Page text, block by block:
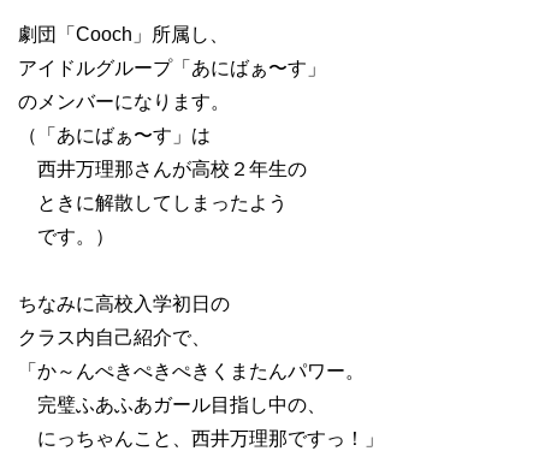
劇団「Cooch」所属し、
アイドルグループ「あにばぁ〜す」
のメンバーになります。
（「あにばぁ〜す」は
西井万理那さんが高校２年生の
ときに解散してしまったよう
です。）
ちなみに高校入学初日の
クラス内自己紹介で、
「か～んぺきぺきぺきくまたんパワー。
完璧ふあふあガール目指し中の、
にっちゃんこと、西井万理那ですっ！」